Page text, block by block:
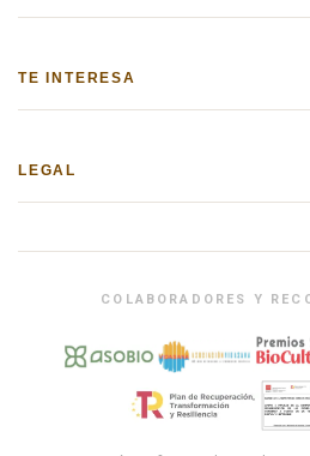
TE INTERESA
LEGAL
COLABORADORES Y